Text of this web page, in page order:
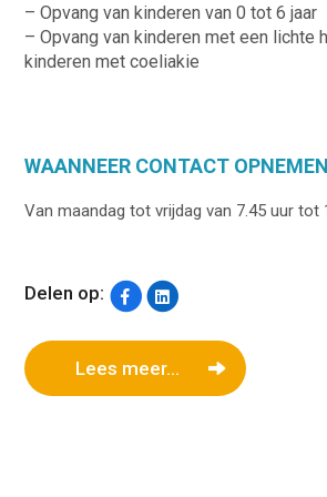
– Opvang van kinderen van 0 tot 6 jaar
– Opvang van kinderen met een lichte
kinderen met coeliakie
WAANNEER CONTACT
Van maandag tot vrijdag van 7.45 uur tot
Delen op:
Lees meer...